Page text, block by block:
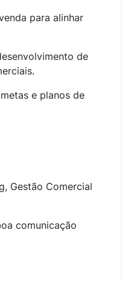
para alinhar
de
e planos de
Gestão Comercial
comunicação